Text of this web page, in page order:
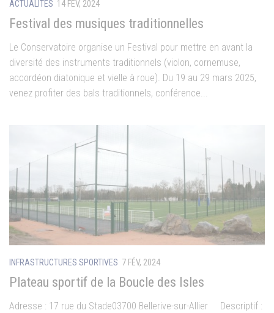
ACTUALITÉS 14 FÉV, 2024
Festival des musiques traditionnelles
Le Conservatoire organise un Festival pour mettre en avant la
diversité des instruments traditionnels (violon, cornemuse,
accordéon diatonique et vielle à roue). Du 19 au 29 mars 2025,
venez profiter des bals traditionnels, conférence...
INFRASTRUCTURES SPORTIVES 7 FÉV, 2024
Plateau sportif de la Boucle des Isles
Adresse : 17 rue du Stade03700 Bellerive-sur-Allier Descriptif :